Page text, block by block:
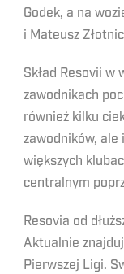
Godek, a na
i Mateusz
Skład Resovii w
zawodnikach
również kilku
zawodników,
większych
centralnym
Resovia od
Aktualnie
Pierwszej Ligi.